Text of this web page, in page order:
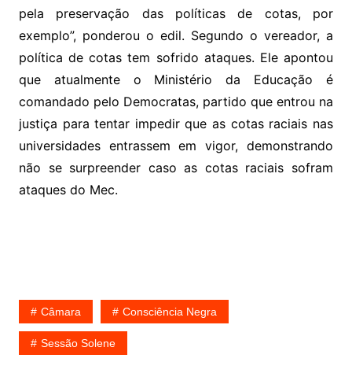
pela preservação das políticas de cotas, por
exemplo”, ponderou o edil. Segundo o vereador, a
política de cotas tem sofrido ataques. Ele apontou
que atualmente o Ministério da Educação é
comandado pelo Democratas, partido que entrou na
justiça para tentar impedir que as cotas raciais nas
universidades entrassem em vigor, demonstrando
não se surpreender caso as cotas raciais sofram
ataques do Mec.
Câmara Consciência Negra
Sessão Solene